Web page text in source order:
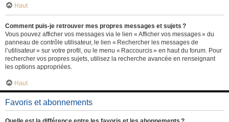
Haut
Comment puis-je retrouver mes propres messages et sujets ?
Vous pouvez afficher vos messages via le lien « Afficher vos messages » du
panneau de contrôle utilisateur, le lien « Rechercher les messages de
l’utilisateur » sur votre profil, ou le menu « Raccourcis » en haut du forum. Pour
rechercher vos propres sujets, utilisez la recherche avancée en renseignant
les options appropriées.
Haut
Favoris et abonnements